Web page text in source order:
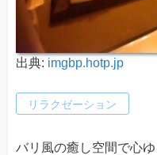
出典: imgbp.hotp.jp
リラクゼーション
バリ風の癒し空間で心